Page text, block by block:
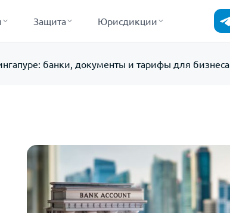
Защита Юрисдикции
банки, документы и тарифы для бизнеса